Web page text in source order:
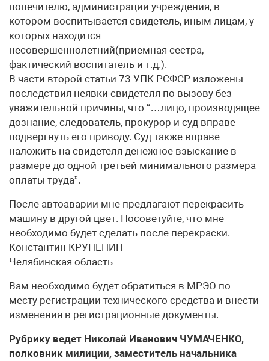
попечителю, администрации учреждения, в
котором воспитывается свидетель, иным лицам, у
которых находится
несовершеннолетний(приемная сестра,
фактический воспитатель и т.д.).
В части второй статьи 73 УПК РСФСР изложены
последствия неявки свидетеля по вызову без
уважительной причины, что “…лицо, производящее
дознание, следователь, прокурор и суд вправе
подвергнуть его приводу. Суд также вправе
наложить на свидетеля денежное взыскание в
размере до одной третьей минимального размера
оплаты труда”.
После автоаварии мне предлагают перекрасить
машину в другой цвет. Посоветуйте, что мне
необходимо будет сделать после перекраски.
Константин КРУПЕНИН
Челябинская область
Вам необходимо будет обратиться в МРЭО по
месту регистрации технического средства и внести
изменения в регистрационные документы.
Рубрику ведет Николай Иванович ЧУМАЧЕНКО,
полковник милиции, заместитель начальника